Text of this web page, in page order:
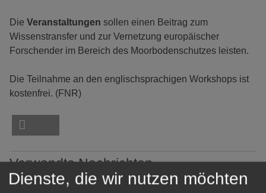
Die Veranstaltungen sollen einen Beitrag zum
Wissenstransfer und zur Vernetzung europäischer
Forschender im Bereich des Moorbodenschutzes leisten.
Die Teilnahme an den englischsprachigen Workshops ist
kostenfrei. (FNR)
Verwandte Nachrichten
02.12.2025 -
LPD: Neuer Arbeitskreis will Moorboden
Dienste, die wir nutzen möchten